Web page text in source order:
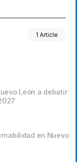
1 Article
León a debatir
en Nuevo